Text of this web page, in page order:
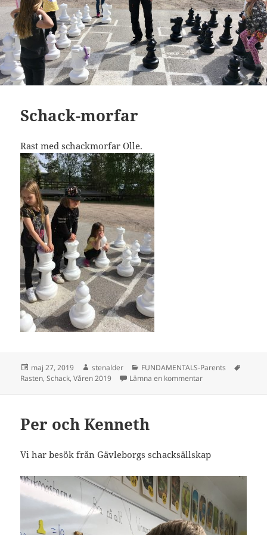
Schack-morfar
Rast med schackmorfar Olle.
Postat
maj 27, 2019 Författare
stenalder Kategorier
FUNDAMENTALS-Parents
Rasten,Schack,Våren 2019 Lämna en kommentartill Schack-morfar
Per och Kenneth
Vi har besök från Gävleborgs schacksällskap